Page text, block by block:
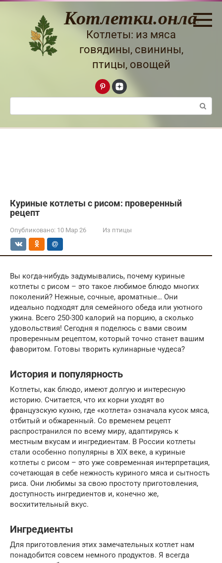
Перейти
Котлетки.онлайн
Котлеты: из мяса
говядины, свинины,
птицы, овощей
Поиск:
Куриные котлеты с рисом: проверенный
рецепт
Опубликовано: 10 Мар 26 Из птицы
Вы когда-нибудь задумывались, почему куриные
котлеты с рисом – это такое любимое блюдо многих
поколений? Нежные, сочные, ароматные… Они
идеально подходят для семейного обеда или уютного
ужина. Всего 250-300 калорий на порцию, а сколько
удовольствия! Сегодня я поделюсь с вами своим
проверенным рецептом, который точно станет вашим
фаворитом. Готовы творить кулинарные чудеса?
История и популярность
Котлеты, как блюдо, имеют долгую и интересную
историю. Считается, что их корни уходят во
французскую кухню, где «котлета» означала кусок мяса,
отбитый и обжаренный. Со временем рецепт
распространился по всему миру, адаптируясь к
местным вкусам и ингредиентам. В России котлеты
стали особенно популярны в XIX веке, а куриные
котлеты с рисом – это уже современная интерпретация,
сочетающая в себе нежность куриного мяса и сытность
риса. Они любимы за свою простоту приготовления,
доступность ингредиентов и, конечно же,
восхитительный вкус.
Ингредиенты
Для приготовления этих замечательных котлет нам
понадобится совсем немного продуктов. Я всегда